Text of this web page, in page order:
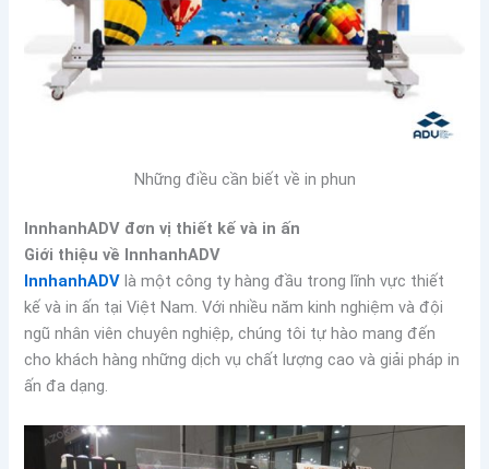
Những điều cần biết về in phun
InnhanhADV đơn vị thiết kế và in ấn
Giới thiệu về InnhanhADV
InnhanhADV là một công ty hàng đầu trong lĩnh vực thiết
kế và in ấn tại Việt Nam. Với nhiều năm kinh nghiệm và đội
ngũ nhân viên chuyên nghiệp, chúng tôi tự hào mang đến
cho khách hàng những dịch vụ chất lượng cao và giải pháp in
ấn đa dạng.